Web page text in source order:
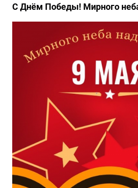
С Днём Победы! Мирного